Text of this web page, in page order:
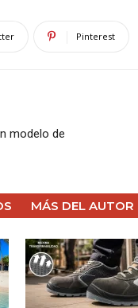
Pinterest
modelo de
MÁS DEL AUTOR